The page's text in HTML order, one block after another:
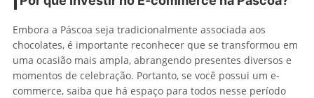
Embora a Páscoa seja tradicionalmente associada aos
chocolates, é importante reconhecer que se transformou em
uma ocasião mais ampla, abrangendo presentes diversos e
momentos de celebração. Portanto, se você possui um e-
commerce, saiba que há espaço para todos nesse período